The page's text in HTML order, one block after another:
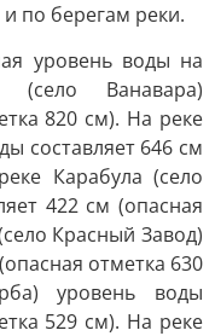
по берегам реки.
уровень воды на
(село Ванавара)
820 см). На реке
составляет 646 см
Карабула (село
422 см (опасная
Красный Завод)
отметка 630
уровень воды
529 см). На реке